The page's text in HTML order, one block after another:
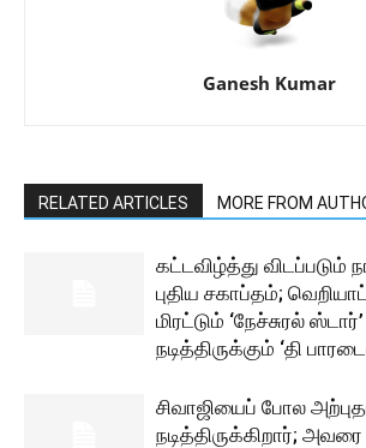
Ganesh Kumar
RELATED ARTICLES MORE FROM
கட்டவிழ்த்து விடப்படும்
புதிய சகாப்தம்;
மிரட்டும் ‘நேச்சுரல்
நடித்திருக்கும் ‘தி
சிவாஜியைப் போல
நடித்திருக்கிறார்;